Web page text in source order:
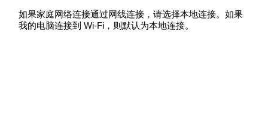
如果家庭网络连接通过网线连接，请选择本地连接。如果
我的电脑连接到 Wi-Fi，则默认为本地连接。